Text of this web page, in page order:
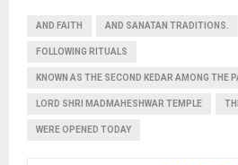
AND FAITH AND SANATAN TRADITIONS.
FOLLOWING RITUALS
KNOWN AS THE SECOND KEDAR AMONG THE
LORD SHRI MADMAHESHWAR TEMPLE
WERE OPENED TODAY